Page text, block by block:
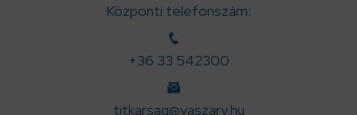
Központi telefonszám:
+36 33 542300
titkarsag@vaszary.hu